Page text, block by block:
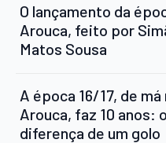
O lançamento da
Arouca, feito por
Matos Sousa
A época 16/17, de
Arouca, faz 10 anos:
diferença de um golo